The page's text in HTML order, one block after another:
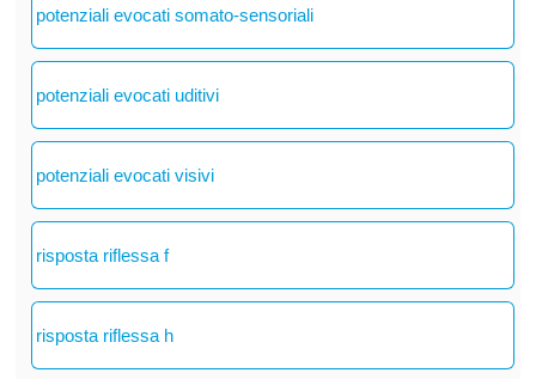
potenziali evocati somato-sensoriali
potenziali evocati uditivi
potenziali evocati visivi
risposta riflessa f
risposta riflessa h